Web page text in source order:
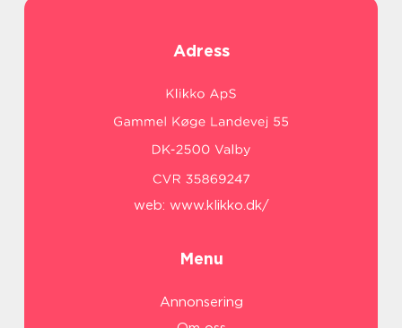
Adress
web: www.klikko.dk/
Menu
Annonsering